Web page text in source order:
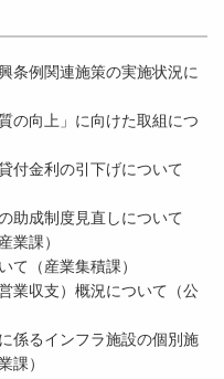
条例関連施策の実施状況に
の向上」に向けた取組につ
付金利の引下げについて
助成制度見直しについて
業課）
て（産業集積課）
業収支）概況について（公
係るインフラ施設の個別施
課）